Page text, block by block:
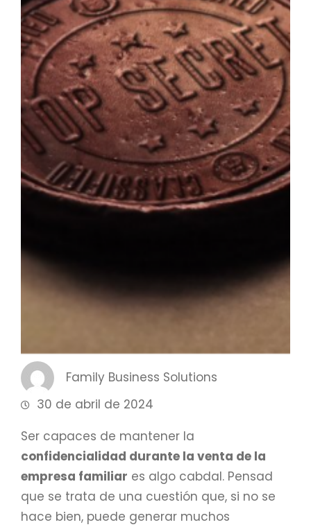
Family Business Solutions
30 de abril de 2024
Ser capaces de mantener la
confidencialidad durante la venta de la
empresa familiar es algo cabdal. Pensad
que se trata de una cuestión que, si no se
hace bien, puede generar muchos